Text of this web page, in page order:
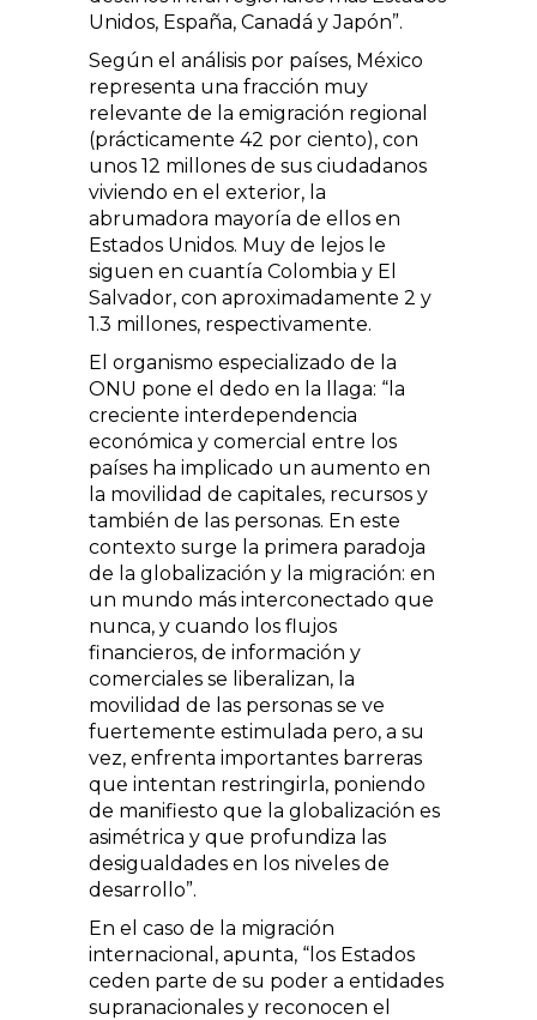
Unidos, España, Canadá y Japón .
Según el análisis por países, México
representa una fracción muy
relevante de la emigración regional
(prácticamente 42 por ciento), con
unos 12 millones de sus ciudadanos
viviendo en el exterior, la
abrumadora mayoría de ellos en
Estados Unidos. Muy de lejos le
siguen en cuantía Colombia y El
Salvador, con aproximadamente 2 y
1.3 millones, respectivamente.
El organismo especializado de la
ONU pone el dedo en la llaga:
la
creciente interdependencia
económica y comercial entre los
países ha implicado un aumento en
la movilidad de capitales, recursos y
también de las personas. En este
contexto surge la primera paradoja
de la globalización y la migración: en
un mundo más interconectado que
nunca, y cuando los flujos
financieros, de información y
comerciales se liberalizan, la
movilidad de las personas se ve
fuertemente estimulada pero, a su
vez, enfrenta importantes barreras
que intentan restringirla, poniendo
de manifiesto que la globalización es
asimétrica y que profundiza las
desigualdades en los niveles de
desarrollo .
En el caso de la migración
internacional, apunta,
los Estados
ceden parte de su poder a entidades
supranacionales y reconocen el